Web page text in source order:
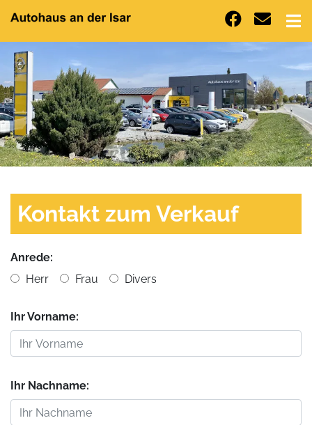
Kontakt zum Verkauf
Anrede:
Herr
Frau Divers
Ihr Vorname:
Ihr Nachname: